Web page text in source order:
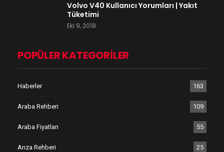
Volvo V40 Kullanıcı Yorumları | Yakıt
Tüketimi
Eki 9, 2018
POPÜLER KATEGORILER
Haberler 163
Araba Rehberi 109
Araba Fiyatları 55
Arıza Rehberi 25